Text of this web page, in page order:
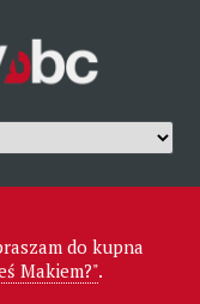
do kupna
Makiem?".